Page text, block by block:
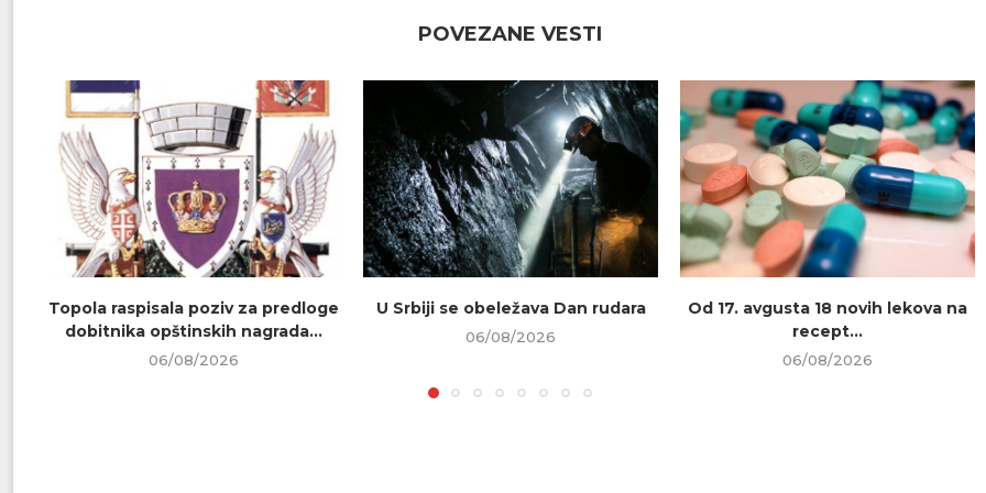
POVEZANE VESTI
Topola raspisala poziv za predloge
dobitnika opštinskih nagrada...
06/08/2026
U Srbiji se obeležava Dan rudara
06/08/2026
Od 17. avgusta 18 novih lekova na
recept...
06/08/2026